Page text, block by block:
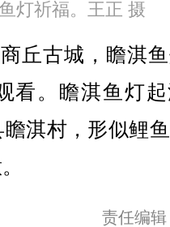
灯祈福。王正 摄
古城，瞻淇鱼
看。瞻淇鱼灯
淇村，形似鲤
责任编